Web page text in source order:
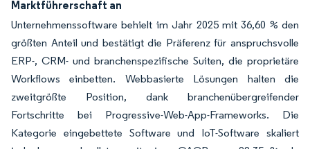
Marktführerschaft an
Unternehmenssoftware behielt im Jahr 2025 mit 36,60 % den
größten Anteil und bestätigt die Präferenz für anspruchsvolle
ERP-, CRM- und branchenspezifische Suiten, die proprietäre
Workflows einbetten. Webbasierte Lösungen halten die
zweitgrößte Position, dank branchenübergreifender
Fortschritte bei Progressive-Web-App-Frameworks. Die
Kategorie eingebettete Software und IoT-Software skaliert